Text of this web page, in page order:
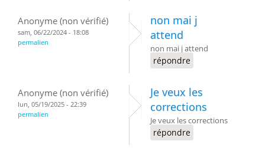
Anonyme (non vérifié)
sam, 06/22/2024 - 18:08
permalien
non mai j
attend
non mai j attend
répondre
Anonyme (non vérifié)
lun, 05/19/2025 - 22:39
permalien
Je veux les
corrections
Je veux les corrections
répondre